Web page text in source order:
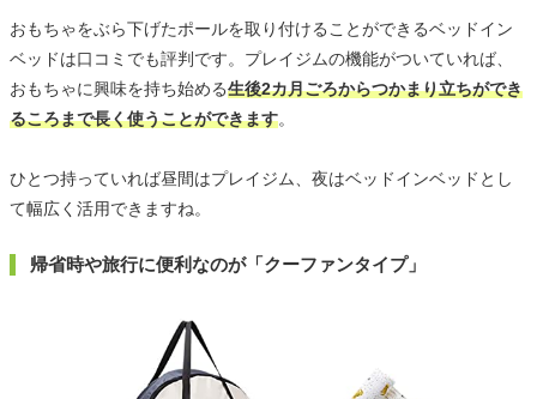
おもちゃをぶら下げたポールを取り付けることができるベッドイン
ベッドは口コミでも評判です。プレイジムの機能がついていれば、
おもちゃに興味を持ち始める生後2カ月ごろからつかまり立ちができ
るころまで長く使うことができます。
ひとつ持っていれば昼間はプレイジム、夜はベッドインベッドとし
て幅広く活用できますね。
帰省時や旅行に便利なのが「クーファンタイプ」